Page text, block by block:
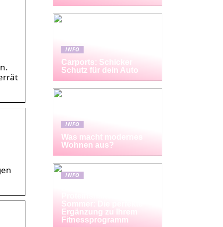
INFO
Carports: Schicker
Schutz für dein Auto
INFO
Was macht modernes
Wohnen aus?
INFO
Sommer: Die perfekte
Ergänzung zu Ihrem
Fitnessprogramm